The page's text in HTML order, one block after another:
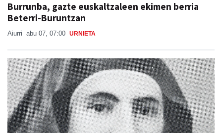
Burrunba, gazte euskaltzaleen ekimen berria
Beterri-Buruntzan
Aiurri abu 07, 07:00 URNIETA